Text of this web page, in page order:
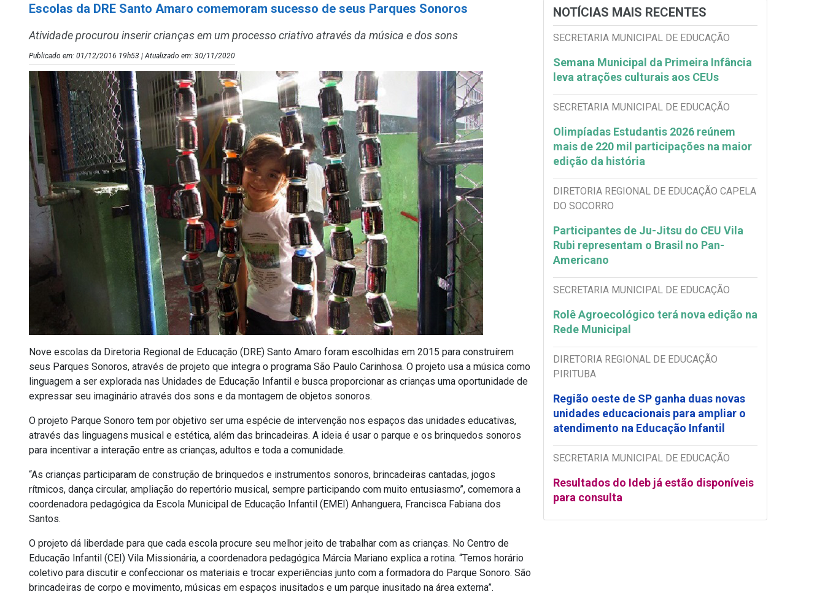
Escolas da DRE Santo Amaro comemoram sucesso de seus Parques Sonoros
Atividade procurou inserir crianças em um processo criativo através da música e dos sons
Publicado em: 01/12/2016 19h53 | Atualizado em: 30/11/2020
Nove escolas da Diretoria Regional de Educação (DRE) Santo Amaro foram escolhidas em 2015 para construírem
seus Parques Sonoros, através de projeto que integra o programa São Paulo Carinhosa. O projeto usa a música como
linguagem a ser explorada nas Unidades de Educação Infantil e busca proporcionar as crianças uma oportunidade de
expressar seu imaginário através dos sons e da montagem de objetos sonoros.
O projeto Parque Sonoro tem por objetivo ser uma espécie de intervenção nos espaços das unidades educativas,
através das linguagens musical e estética, além das brincadeiras. A ideia é usar o parque e os brinquedos sonoros
para incentivar a interação entre as crianças, adultos e toda a comunidade.
“As crianças participaram de construção de brinquedos e instrumentos sonoros, brincadeiras cantadas, jogos
rítmicos, dança circular, ampliação do repertório musical, sempre participando com muito entusiasmo”, comemora a
coordenadora pedagógica da Escola Municipal de Educação Infantil (EMEI) Anhanguera, Francisca Fabiana dos
Santos.
O projeto dá liberdade para que cada escola procure seu melhor jeito de trabalhar com as crianças. No Centro de
Educação Infantil (CEI) Vila Missionária, a coordenadora pedagógica Márcia Mariano explica a rotina. “Temos horário
coletivo para discutir e confeccionar os materiais e trocar experiências junto com a formadora do Parque Sonoro. São
brincadeiras de corpo e movimento, músicas em espaços inusitados e um parque inusitado na área externa”.
NOTÍCIAS MAIS RECENTES
SECRETARIA MUNICIPAL DE EDUCAÇÃO
Semana Municipal da Primeira Infância
leva atrações culturais aos CEUs
SECRETARIA MUNICIPAL DE EDUCAÇÃO
Olimpíadas Estudantis 2026 reúnem
mais de 220 mil participações na maior
edição da história
DIRETORIA REGIONAL DE EDUCAÇÃO CAPELA
DO SOCORRO
Participantes de Ju-Jitsu do CEU Vila
Rubi representam o Brasil no Pan-
Americano
SECRETARIA MUNICIPAL DE EDUCAÇÃO
Rolê Agroecológico terá nova edição na
Rede Municipal
DIRETORIA REGIONAL DE EDUCAÇÃO
PIRITUBA
Região oeste de SP ganha duas novas
unidades educacionais para ampliar o
atendimento na Educação Infantil
SECRETARIA MUNICIPAL DE EDUCAÇÃO
Resultados do Ideb já estão disponíveis
para consulta